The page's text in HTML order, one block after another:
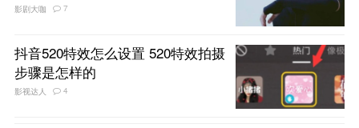
影剧大咖 7
抖音520特效怎么设置 520特效拍摄
步骤是怎样的
影视达人 4